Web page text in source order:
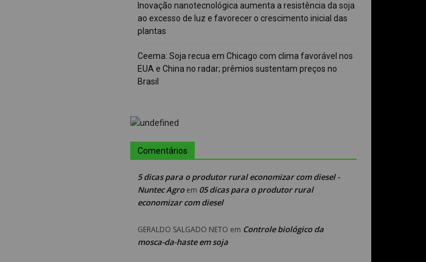
Inovação nanotecnológica aumenta a resistência da soja
ao excesso de luz e favorecer o crescimento inicial das
plantas
Ceema: Soja recua em Chicago com clima favorável nos
EUA e China no radar; prêmios sustentam preços no
Brasil
Comentários
5 dicas para o produtor rural economizar com diesel -
Nuntec Agroem 05 dicas para o produtor rural
economizar com diesel
GERALDO SALGADO NETO em Controle biológico da
mosca-da-haste em soja